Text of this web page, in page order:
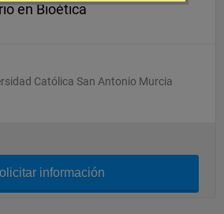
en Bioética
Católica San Antonio Murcia
información